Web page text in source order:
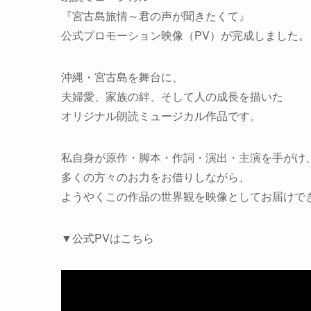
『宮古島旅情～君の声が聞きたくて』
公式プロモーション映像（PV）が完成しました。
沖縄・宮古島を舞台に、
夫婦愛、家族の絆、そして人の成長を描いた
オリジナル朗読ミュージカル作品です。
私自身が原作・脚本・作詞・演出・主演を手がけ、
多くの方々のお力をお借りしながら、
ようやくこの作品の世界観を映像としてお届けで
▼公式PVはこちら